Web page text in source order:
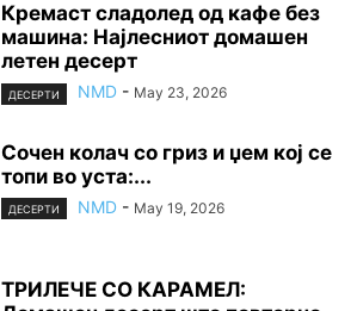
Кремаст сладолед од кафе без
машина: Најлесниот домашен
летен десерт
ДЕСЕРТИ NMD - May 23, 2026
Сочен колач со гриз и џем кој се
топи во уста:...
ДЕСЕРТИ NMD - May 19, 2026
ТРИЛЕЧЕ СО КАРАМЕЛ: